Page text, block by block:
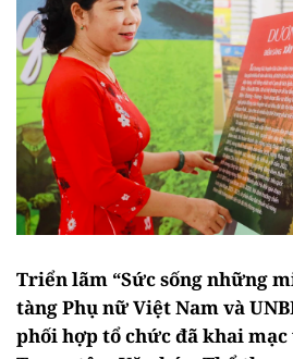
Triển lãm “Sức sống những
tàng Phụ nữ Việt Nam và
phối hợp tổ chức đã khai mạc